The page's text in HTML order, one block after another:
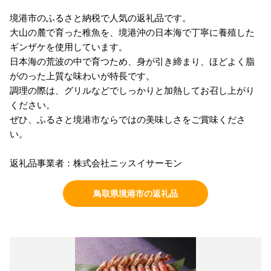
境港市のふるさと納税で人気の返礼品です。
大山の麓で育った稚魚を、境港沖の日本海で丁寧に養殖した
ギンザケを使用しています。
日本海の荒波の中で育つため、身が引き締まり、ほどよく脂
がのった上質な味わいが特長です。
調理の際は、グリルなどでしっかりと加熱してお召し上がり
ください。
ぜひ、ふるさと境港市ならではの美味しさをご賞味くださ
い。
返礼品事業者：株式会社ニッスイサーモン
鳥取県境港市の返礼品